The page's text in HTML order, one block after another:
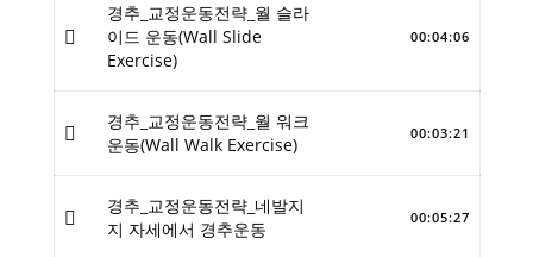
경추_교정운동전략_월 슬라
이드 운동(Wall Slide
Exercise)
00:04:06
경추_교정운동전략_월 워크
운동(Wall Walk Exercise)
00:03:21
경추_교정운동전략_네발지
지 자세에서 경추운동
00:05:27